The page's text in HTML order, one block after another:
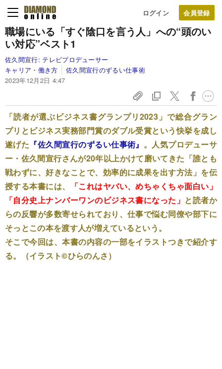
ログイン
職場にいる「すぐ陰口を言う人」への“頭のい
い対応”ベスト1
佐久間宣行: テレビプロデューサー
キャリア・働き方
佐久間宣行のずるい仕事術
2023年12月2日 4:47
「読者が選ぶビジネス書グランプリ2023」で総合グラン
プリとビジネス実務部門賞のダブル受賞という快挙を成し
遂げた 『佐久間宣行のずるい仕事術』 。人気プロデューサ
ー・佐久間宣行さんが20年以上かけて磨いてきた「誰とも
戦わずに、好きなことで、効率的に成果を出す方法」を伝
授する本書には、
「これはヤバい、めちゃくちゃ面白い」
「自分史上ナンバーワンのビジネス書になった」 と読者か
らの反響が多数寄せられており、仕事で悩む同僚や部下に
そっとこの本を渡す人が増えているという。
そこで今回は、本書の内容の一部をイラストつきで紹介す
る。（イラスト©ひらのんさ）